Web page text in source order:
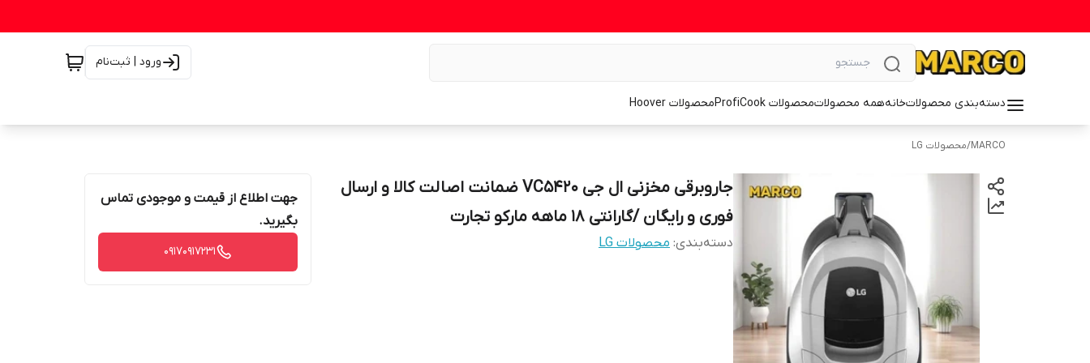
ورود | ثبت‌نام
دسته‌بندی محصولاتخانههمه محصولاتمحصولات ProfiCook محصولات Hoover
MARCO
/محصولات LG
جاروبرقی مخزنی ال جی VC5420 ضمانت اصالت کالا و ارسال
فوری و رایگان /گارانتی 18 ماهه مارکو تجارت
دسته‌بندی: محصولات LG
جهت اطلاع از قیمت و موجودی تماس
بگیرید.
۰۹۱۷۰۹۱۷۲۳۱